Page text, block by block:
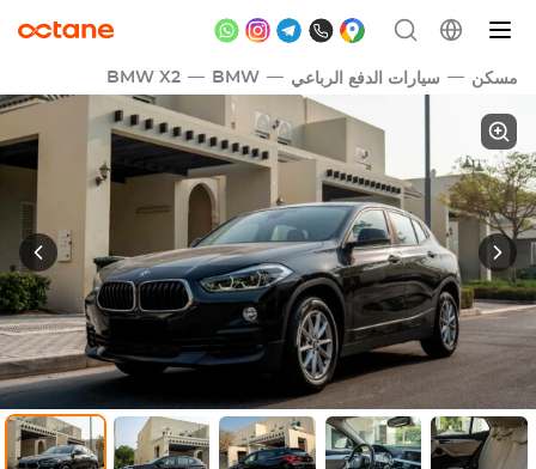
مسكن سيارات الدفع الرباعي BMW
BMW X2